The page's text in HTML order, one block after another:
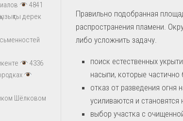
Правильно подобранная
распространения пламени.
либо усложнить задачу.
поиск естественных
насыпи, которые
отказ от разведения огня
усиливаются и
выбор участка с
4841
дерек
4336
Шёлковом